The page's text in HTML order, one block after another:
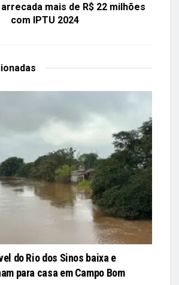
mais de R$ 22 milhões
com IPTU 2024
do Rio dos Sinos baixa e
para casa em Campo Bom